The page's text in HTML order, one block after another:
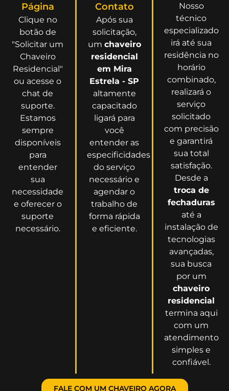
Página
Clique no
botão de
"Solicitar um
Chaveiro
Residencial"
ou acesse o
chat de
suporte.
Estamos
sempre
disponíveis
para
entender
sua
necessidade
e oferecer o
suporte
necessário.
Contato
Após sua
solicitação,
um chaveiro
residencial
em Mira
Estrela - SP
altamente
capacitado
ligará para
você
entender as
especificidades
do serviço
necessário e
agendar o
trabalho de
forma rápida
e eficiente.
Nosso
técnico
especializado
irá até sua
residência no
horário
combinado,
realizará o
serviço
solicitado
com precisão
e garantirá
sua total
satisfação.
Desde a
troca de
fechaduras
até a
instalação de
tecnologias
avançadas,
sua busca
por um
chaveiro
residencial
termina aqui
com um
atendimento
simples e
confiável.
FALE COM UM CHAVEIRO AGORA